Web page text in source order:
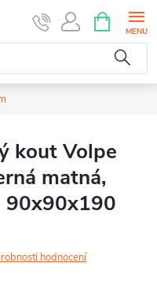
NÁKUPNÍ
KOŠÍK
kout Volpe
matná,
90x90x190
hodnocení